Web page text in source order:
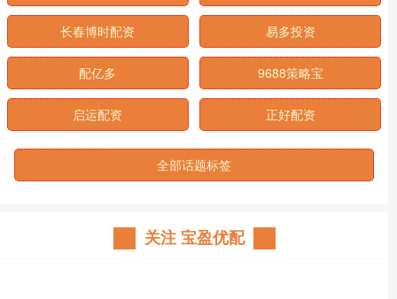
长春博时配资 易多投资
配亿多 9688策略宝
启运配资 正好配资
全部话题标签
关注 宝盈优配